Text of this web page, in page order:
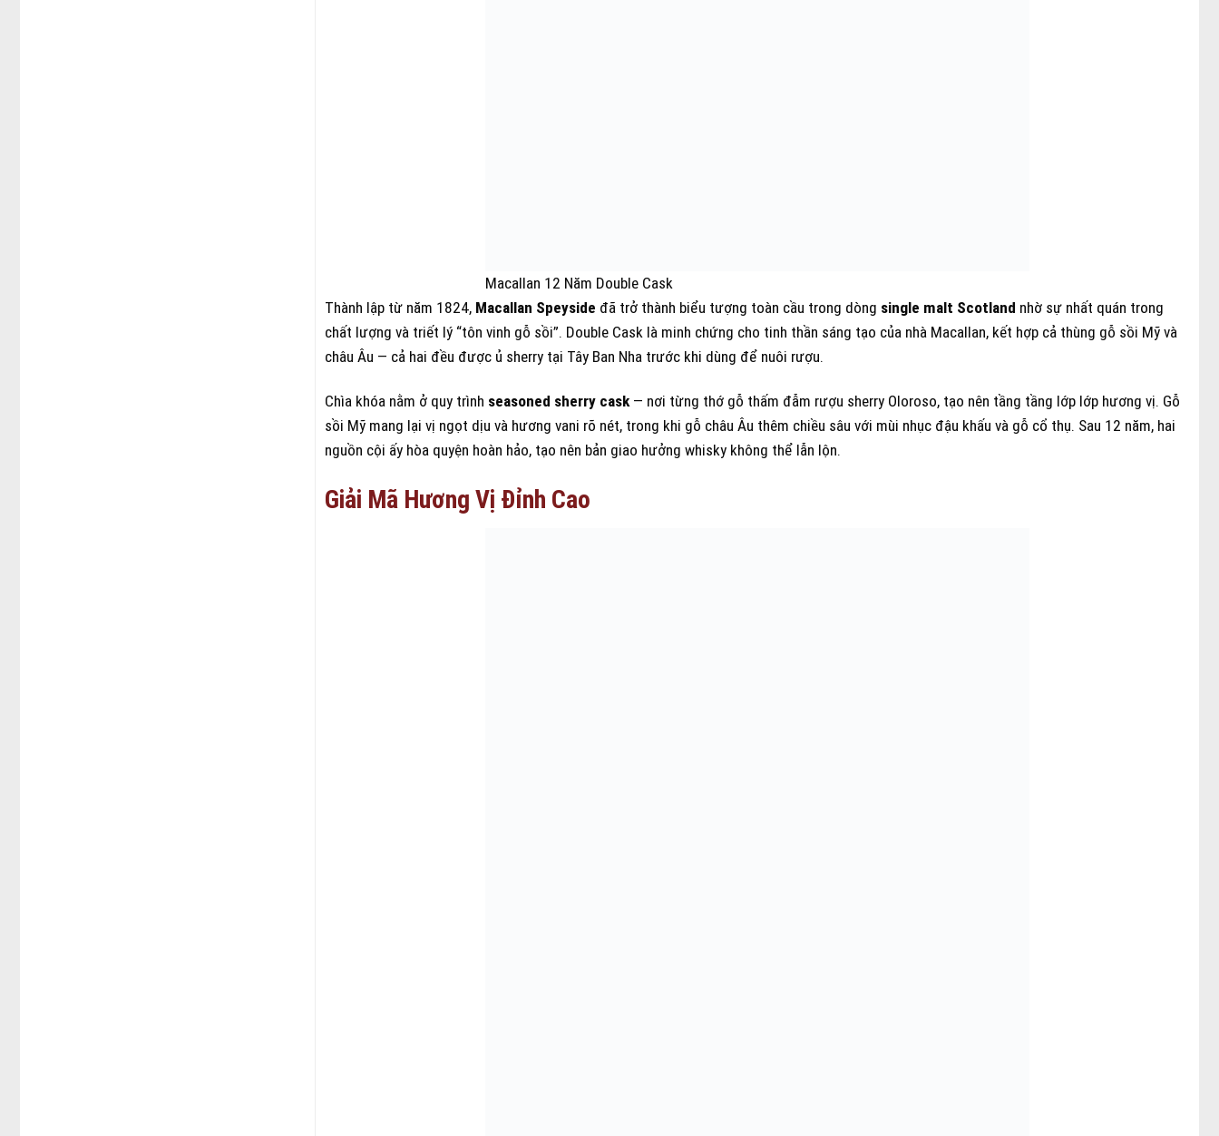
Macallan 12 Năm Double Cask
Thành lập từ năm 1824, Macallan Speyside đã trở thành biểu tượng toàn cầu trong dòng single malt Scotland nhờ sự nhất quán trong
chất lượng và triết lý “tôn vinh gỗ sồi”. Double Cask là minh chứng cho tinh thần sáng tạo của nhà Macallan, kết hợp cả thùng gỗ sồi Mỹ và
châu Âu — cả hai đều được ủ sherry tại Tây Ban Nha trước khi dùng để nuôi rượu.
Chìa khóa nằm ở quy trình seasoned sherry cask— nơi từng thớ gỗ thấm đẫm rượu sherry Oloroso, tạo nên tầng tầng lớp lớp hương vị. Gỗ
sồi Mỹ mang lại vị ngọt dịu và hương vani rõ nét, trong khi gỗ châu Âu thêm chiều sâu với mùi nhục đậu khấu và gỗ cổ thụ. Sau 12 năm, hai
nguồn cội ấy hòa quyện hoàn hảo, tạo nên bản giao hưởng whisky không thể lẫn lộn.
Giải Mã Hương Vị Đỉnh Cao